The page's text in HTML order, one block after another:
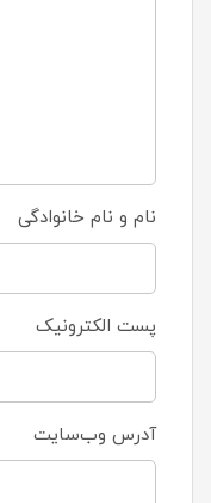
نام و نام خانوادگی
پست الکترونیک
آدرس وب‌سایت